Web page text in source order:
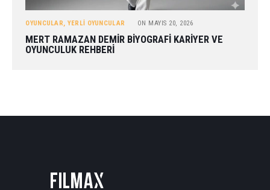
OYUNCULAR, YERLI OYUNCULAR ON MAYIS 20, 2026
MERT RAMAZAN DEMIR BIYOGRAFI KARIYER VE
OYUNCULUK REHBERI